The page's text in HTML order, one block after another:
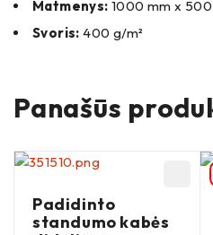
Matmenys: 1000 mm x
Svoris: 400 g/m²
Panašūs
Padidinto
standumo kabės